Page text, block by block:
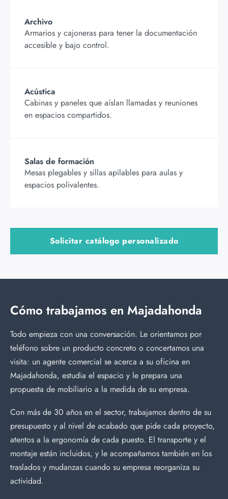
Archivo
Armarios y cajoneras para tener la documentación
accesible y bajo control.
Acústica
Cabinas y paneles que aíslan llamadas y reuniones
en espacios compartidos.
Salas de formación
Mesas plegables y sillas apilables para aulas y
espacios polivalentes.
Solicitar catálogo personalizado
Cómo trabajamos en Majadahonda
Todo empieza con una conversación. Le orientamos por
teléfono sobre un producto concreto o concertamos una
visita: un agente comercial se acerca a su oficina en
Majadahonda, estudia el espacio y le prepara una
propuesta de mobiliario a la medida de su empresa.
Con más de 30 años en el sector, trabajamos dentro de su
presupuesto y al nivel de acabado que pide cada proyecto,
atentos a la ergonomía de cada puesto. El transporte y el
montaje están incluidos, y le acompañamos también en los
traslados y mudanzas cuando su empresa reorganiza su
actividad.